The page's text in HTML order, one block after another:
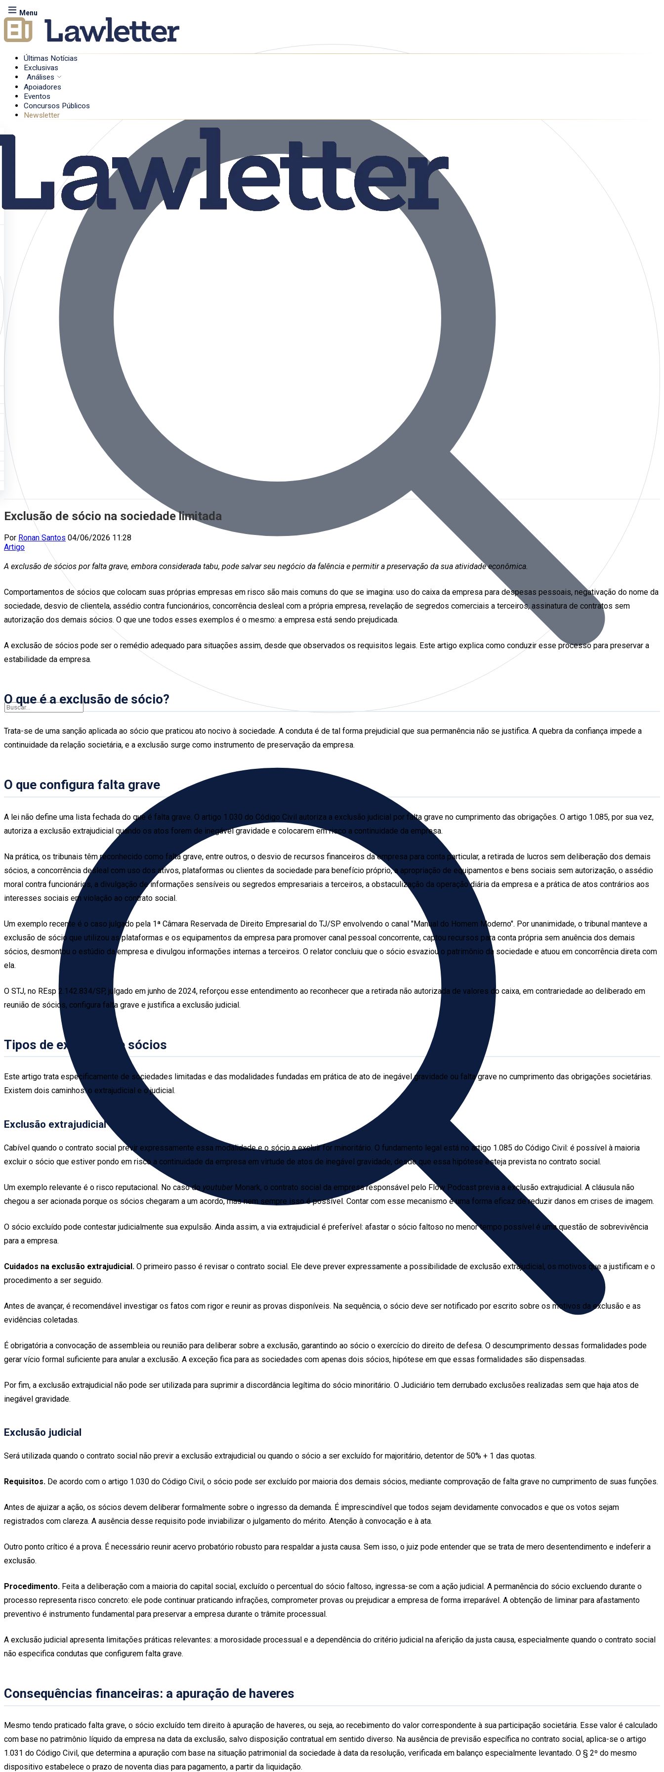
Menu
Últimas Notícias
Exclusivas
Análises
Apoiadores
Eventos
Concursos Públicos
Newsletter
Exclusão de sócio na sociedade limitada
Por Ronan Santos 04/06/2026 11:28
Artigo
A exclusão de sócios por falta grave, embora considerada tabu, pode salvar seu negócio da falência e permitir a preservação da sua atividade econômica.
Comportamentos de sócios que colocam suas próprias empresas em risco são mais comuns do que se imagina: uso do caixa da empresa para despesas pessoais, negativação do nome da
sociedade, desvio de clientela, assédio contra funcionários, concorrência desleal com a própria empresa, revelação de segredos comerciais a terceiros, assinatura de contratos sem
autorização dos demais sócios. O que une todos esses exemplos é o mesmo: a empresa está sendo prejudicada.
A exclusão de sócios pode ser o remédio adequado para situações assim, desde que observados os requisitos legais. Este artigo explica como conduzir esse processo para preservar a
estabilidade da empresa.
O que é a exclusão de sócio?
Trata-se de uma sanção aplicada ao sócio que praticou ato nocivo à sociedade. A conduta é de tal forma prejudicial que sua permanência não se justifica. A quebra da confiança impede a
continuidade da relação societária, e a exclusão surge como instrumento de preservação da empresa.
O que configura falta grave
A lei não define uma lista fechada do que é falta grave. O artigo 1.030 do Código Civil autoriza a exclusão judicial por falta grave no cumprimento das obrigações. O artigo 1.085, por sua vez,
autoriza a exclusão extrajudicial quando os atos forem de inegável gravidade e colocarem em risco a continuidade da empresa.
Na prática, os tribunais têm reconhecido como falta grave, entre outros, o desvio de recursos financeiros da empresa para conta particular, a retirada de lucros sem deliberação dos demais
sócios, a concorrência desleal com uso dos ativos, plataformas ou clientes da sociedade para benefício próprio, a apropriação de equipamentos e bens sociais sem autorização, o assédio
moral contra funcionários, a divulgação de informações sensíveis ou segredos empresariais a terceiros, a obstaculização da operação diária da empresa e a prática de atos contrários aos
interesses sociais em violação ao contrato social.
Um exemplo recente é o caso julgado pela 1ª Câmara Reservada de Direito Empresarial do TJ/SP envolvendo o canal "Manual do Homem Moderno". Por unanimidade, o tribunal manteve a
exclusão de sócio que utilizou as plataformas e os equipamentos da empresa para promover canal pessoal concorrente, captou recursos para conta própria sem anuência dos demais
sócios, desmontou o estúdio da empresa e divulgou informações internas a terceiros. O relator concluiu que o sócio esvaziou o patrimônio da sociedade e atuou em concorrência direta com
ela.
O STJ, no REsp 2.142.834/SP, julgado em junho de 2024, reforçou esse entendimento ao reconhecer que a retirada não autorizada de valores do caixa, em contrariedade ao deliberado em
reunião de sócios, configura falta grave e justifica a exclusão judicial.
Tipos de exclusão de sócios
Este artigo trata especificamente de sociedades limitadas e das modalidades fundadas em prática de ato de inegável gravidade ou falta grave no cumprimento das obrigações societárias.
Existem dois caminhos: o extrajudicial e o judicial.
Exclusão extrajudicial
Cabível quando o contrato social previr expressamente essa modalidade e o sócio a excluir for minoritário. O fundamento legal está no artigo 1.085 do Código Civil: é possível à maioria
excluir o sócio que estiver pondo em risco a continuidade da empresa em virtude de atos de inegável gravidade, desde que essa hipótese esteja prevista no contrato social.
Um exemplo relevante é o risco reputacional. No caso do youtuberMonark, o contrato social da empresa responsável pelo Flow Podcast previa a exclusão extrajudicial. A cláusula não
chegou a ser acionada porque os sócios chegaram a um acordo, mas nem sempre isso é possível. Contar com esse mecanismo é uma forma eficaz de reduzir danos em crises de imagem.
O sócio excluído pode contestar judicialmente sua expulsão. Ainda assim, a via extrajudicial é preferível: afastar o sócio faltoso no menor tempo possível é uma questão de sobrevivência
para a empresa.
Cuidados na exclusão extrajudicial. O primeiro passo é revisar o contrato social. Ele deve prever expressamente a possibilidade de exclusão extrajudicial, os motivos que a justificam e o
procedimento a ser seguido.
Antes de avançar, é recomendável investigar os fatos com rigor e reunir as provas disponíveis. Na sequência, o sócio deve ser notificado por escrito sobre os motivos da exclusão e as
evidências coletadas.
É obrigatória a convocação de assembleia ou reunião para deliberar sobre a exclusão, garantindo ao sócio o exercício do direito de defesa. O descumprimento dessas formalidades pode
gerar vício formal suficiente para anular a exclusão. A exceção fica para as sociedades com apenas dois sócios, hipótese em que essas formalidades são dispensadas.
Por fim, a exclusão extrajudicial não pode ser utilizada para suprimir a discordância legítima do sócio minoritário. O Judiciário tem derrubado exclusões realizadas sem que haja atos de
inegável gravidade.
Exclusão judicial
Será utilizada quando o contrato social não previr a exclusão extrajudicial ou quando o sócio a ser excluído for majoritário, detentor de 50% + 1 das quotas.
Requisitos. De acordo com o artigo 1.030 do Código Civil, o sócio pode ser excluído por maioria dos demais sócios, mediante comprovação de falta grave no cumprimento de suas funções.
Antes de ajuizar a ação, os sócios devem deliberar formalmente sobre o ingresso da demanda. É imprescindível que todos sejam devidamente convocados e que os votos sejam
registrados com clareza. A ausência desse requisito pode inviabilizar o julgamento do mérito. Atenção à convocação e à ata.
Outro ponto crítico é a prova. É necessário reunir acervo probatório robusto para respaldar a justa causa. Sem isso, o juiz pode entender que se trata de mero desentendimento e indeferir a
exclusão.
Procedimento. Feita a deliberação com a maioria do capital social, excluído o percentual do sócio faltoso, ingressa-se com a ação judicial. A permanência do sócio excluendo durante o
processo representa risco concreto: ele pode continuar praticando infrações, comprometer provas ou prejudicar a empresa de forma irreparável. A obtenção de liminar para afastamento
preventivo é instrumento fundamental para preservar a empresa durante o trâmite processual.
A exclusão judicial apresenta limitações práticas relevantes: a morosidade processual e a dependência do critério judicial na aferição da justa causa, especialmente quando o contrato social
não especifica condutas que configurem falta grave.
Consequências financeiras: a apuração de haveres
Mesmo tendo praticado falta grave, o sócio excluído tem direito à apuração de haveres, ou seja, ao recebimento do valor correspondente à sua participação societária. Esse valor é calculado
com base no patrimônio líquido da empresa na data da exclusão, salvo disposição contratual em sentido diverso. Na ausência de previsão específica no contrato social, aplica-se o artigo
1.031 do Código Civil, que determina a apuração com base na situação patrimonial da sociedade à data da resolução, verificada em balanço especialmente levantado. O § 2º do mesmo
dispositivo estabelece o prazo de noventa dias para pagamento, a partir da liquidação.